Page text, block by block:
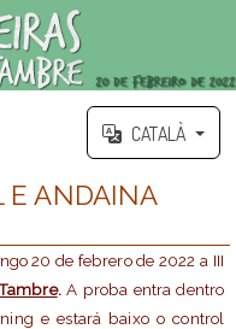
CATALÀ
E ANDAINA
20 de febrero de 2022 a III
.A proba entra dentro
e estará baixo o control